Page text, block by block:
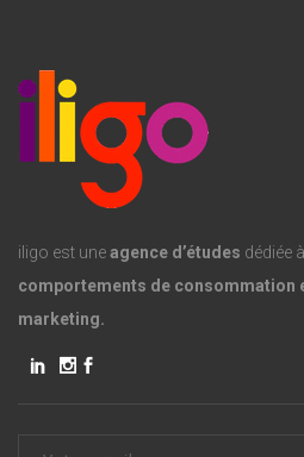
iligo est uneagence d’études dédiée
comportements de consommation
marketing.